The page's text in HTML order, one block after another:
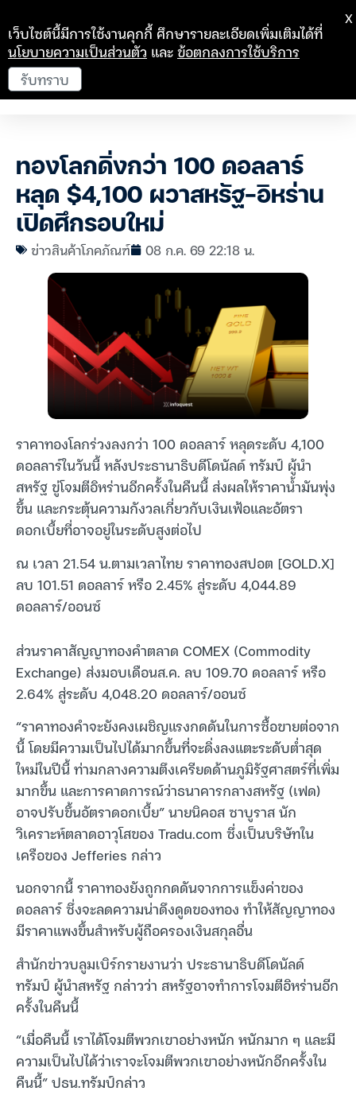
ทองโลกดิ่งกว่า 100 ดอลลาร์
หลุด $4,100 ผวาสหรัฐ-อิหร่าน
เปิดศึกรอบใหม่
ข่าวสินค้าโภคภัณฑ์ 08 ก.ค. 69 22:18 น.
ราคาทองโลกร่วงลงกว่า 100 ดอลลาร์ หลุดระดับ 4,100
ดอลลาร์ในวันนี้ หลังประธานาธิบดีโดนัลด์ ทรัมป์ ผู้นำ
สหรัฐ ขู่โจมตีอิหร่านอีกครั้งในคืนนี้ ส่งผลให้ราคาน้ำมันพุ่ง
ขึ้น และกระตุ้นความกังวลเกี่ยวกับเงินเฟ้อและอัตรา
ดอกเบี้ยที่อาจอยู่ในระดับสูงต่อไป
ณ เวลา 21.54 น.ตามเวลาไทย ราคาทองสปอต [GOLD.X]
ลบ 101.51 ดอลลาร์ หรือ 2.45% สู่ระดับ 4,044.89
ดอลลาร์/ออนซ์
ส่วนราคาสัญญาทองคำตลาด COMEX (Commodity
Exchange) ส่งมอบเดือนส.ค. ลบ 109.70 ดอลลาร์ หรือ
2.64% สู่ระดับ 4,048.20 ดอลลาร์/ออนซ์
“ราคาทองคำจะยังคงเผชิญแรงกดดันในการซื้อขายต่อจาก
นี้ โดยมีความเป็นไปได้มากขึ้นที่จะดิ่งลงแตะระดับต่ำสุด
ใหม่ในปีนี้ ท่ามกลางความตึงเครียดด้านภูมิรัฐศาสตร์ที่เพิ่ม
มากขึ้น และการคาดการณ์ว่าธนาคารกลางสหรัฐ (เฟด)
อาจปรับขึ้นอัตราดอกเบี้ย” นายนิคอส ซาบูราส นัก
วิเคราะห์ตลาดอาวุโสของ Tradu.com ซึ่งเป็นบริษัทใน
เครือของ Jefferies กล่าว
นอกจากนี้ ราคาทองยังถูกกดดันจากการแข็งค่าของ
ดอลลาร์ ซึ่งจะลดความน่าดึงดูดของทอง ทำให้สัญญาทอง
มีราคาแพงขึ้นสำหรับผู้ถือครองเงินสกุลอื่น
สำนักข่าวบลูมเบิร์กรายงานว่า ประธานาธิบดีโดนัลด์
ทรัมป์ ผู้นำสหรัฐ กล่าวว่า สหรัฐอาจทำการโจมตีอิหร่านอีก
ครั้งในคืนนี้
“เมื่อคืนนี้ เราได้โจมตีพวกเขาอย่างหนัก หนักมาก ๆ และมี
ความเป็นไปได้ว่าเราจะโจมตีพวกเขาอย่างหนักอีกครั้งใน
คืนนี้” ปธน.ทรัมป์กล่าว
เว็บไซต์นี้มีการใช้งานคุกกี้ ศึกษารายละเอียดเพิ่มเติมได้ที่
นโยบายความเป็นส่วนตัว และข้อตกลงการใช้บริการ
รับทราบ
X